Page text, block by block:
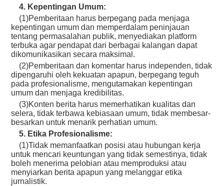
4. Kepentingan Umum:
(1)Pemberitaan harus berpegang pada menjaga
kepentingan umum dan memperdalam peninjauan
tentang permasalahan publik, menyediakan platform
terbuka agar pendapat dari berbagai kalangan dapat
dikomunikasikan secara maksimal.
(2)Pemberitaan dan komentar harus independen, tidak
dipengaruhi oleh kekuatan apapun, berpegang teguh
pada profesionalisme, mengutamakan kepentingan
umum dan menjaga kredibilitas.
(3)Konten berita harus memerhatikan kualitas dan
selera, tidak terbawa kebiasaan umum, tidak membesar-
besarkan untuk menarik perhatian umum.
5. Etika Profesionalisme:
(1)Tidak memanfaatkan posisi atau hubungan kerja
untuk mencari keuntungan yang tidak semestinya, tidak
boleh menerima pelobian atau memproduksi atau
menyiarkan berita apapun yang melanggar etika
jurnalistik.